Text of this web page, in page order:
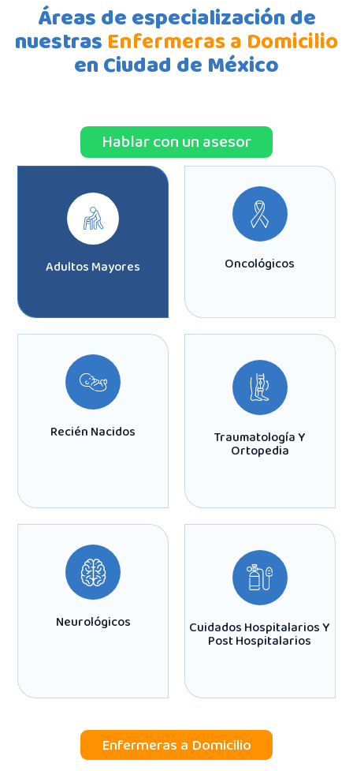
Áreas de especialización de
nuestrasEnfermeras a Domicilio
en Ciudad de México
Hablar con un asesor
Adultos Mayores Oncológicos
Recién Nacidos Traumatología Y
Ortopedia
Neurológicos Cuidados Hospitalarios Y
Post Hospitalarios
Enfermeras a Domicilio